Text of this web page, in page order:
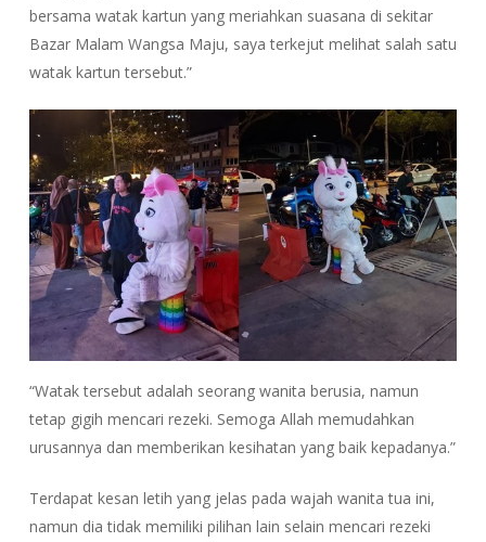
bersama watak kartun yang meriahkan suasana di sekitar
Bazar Malam Wangsa Maju, saya terkejut melihat salah satu
watak kartun tersebut.”
“Watak tersebut adalah seorang wanita berusia, namun
tetap gigih mencari rezeki. Semoga Allah memudahkan
urusannya dan memberikan kesihatan yang baik kepadanya.”
Terdapat kesan letih yang jelas pada wajah wanita tua ini,
namun dia tidak memiliki pilihan lain selain mencari rezeki